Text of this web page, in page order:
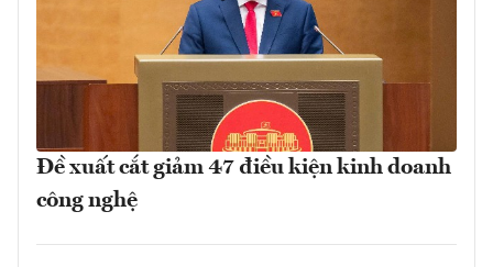
Đề xuất cắt giảm 47 điều kiện kinh doanh
công nghệ